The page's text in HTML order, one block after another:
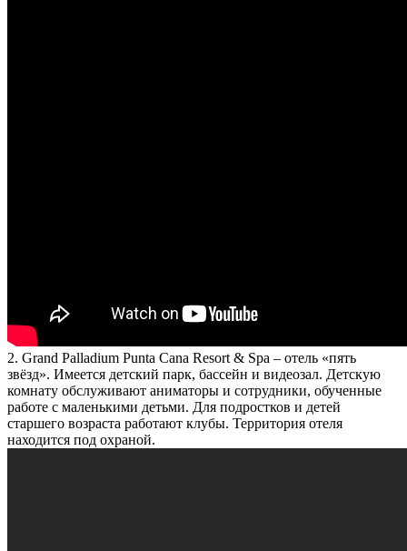
2. Grand Palladium Punta Cana Resort & Spa – отель «пять
звёзд». Имеется детский парк, бассейн и видеозал. Детскую
комнату обслуживают аниматоры и сотрудники, обученные
работе с маленькими детьми. Для подростков и детей
старшего возраста работают клубы. Территория отеля
находится под охраной.